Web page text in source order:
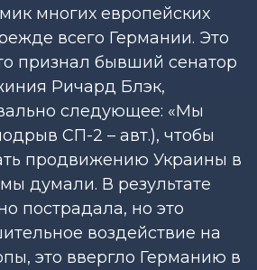
многих европейских
всего Германии. Это
признал бывший сенатор
Ричард Блэк,
следующее: «Мы
СП-2 – авт.), чтобы
продвижению Украины в
думали. В результате
пострадала, но это
воздействие на
это ввергло Германию в